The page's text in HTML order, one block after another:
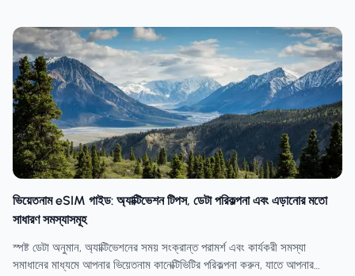
ভিয়েতনাম eSIM গাইড: অ্যাক্টিভেশন টিপস, ডেটা পরিকল্পনা এবং এড়ানোর মতো
সাধারণ সমস্যাসমূহ
স্পষ্ট ডেটা অনুমান, অ্যাক্টিভেশনের সময় সংক্রান্ত পরামর্শ এবং কার্যকরী সমস্যা
সমাধানের মাধ্যমে আপনার ভিয়েতনাম কানেক্টিভিটির পরিকল্পনা করুন, যাতে আপনার